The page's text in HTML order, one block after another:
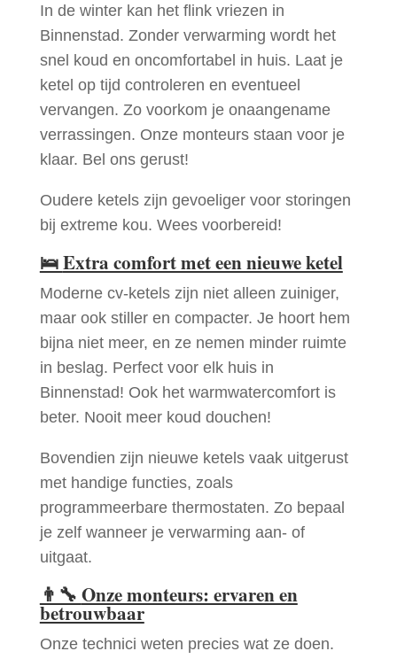
In de winter kan het flink vriezen in
Binnenstad. Zonder verwarming wordt het
snel koud en oncomfortabel in huis. Laat je
ketel op tijd controleren en eventueel
vervangen. Zo voorkom je onaangename
verrassingen. Onze monteurs staan voor je
klaar. Bel ons gerust!
Oudere ketels zijn gevoeliger voor storingen
bij extreme kou. Wees voorbereid!
🛌Extra comfort met een nieuwe ketel
Moderne cv-ketels zijn niet alleen zuiniger,
maar ook stiller en compacter. Je hoort hem
bijna niet meer, en ze nemen minder ruimte
in beslag. Perfect voor elk huis in
Binnenstad! Ook het warmwatercomfort is
beter. Nooit meer koud douchen!
Bovendien zijn nieuwe ketels vaak uitgerust
met handige functies, zoals
programmeerbare thermostaten. Zo bepaal
je zelf wanneer je verwarming aan- of
uitgaat.
👨‍🔧 Onze monteurs: ervaren en
betrouwbaar
Onze technici weten precies wat ze doen.